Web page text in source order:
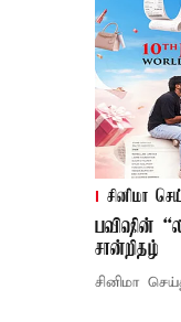
சினிமா
பவிஷின்
சான்றிதழ்
சினிமா